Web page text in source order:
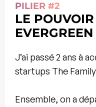
PILIER #2
LE
EVERGREEN
J’ai passé 2 ans à
startups The
Ensemble, on a